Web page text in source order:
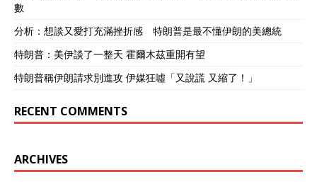
數
分析：想談又愛打充滿挫折感 特朗普是最不懂伊朗的美總統
特朗普：美伊談了一整天 霍爾木茲重開有望
特朗普稱伊朗請求別進攻 伊媒狂噓「又說謊 又縮了！」
RECENT COMMENTS
ARCHIVES